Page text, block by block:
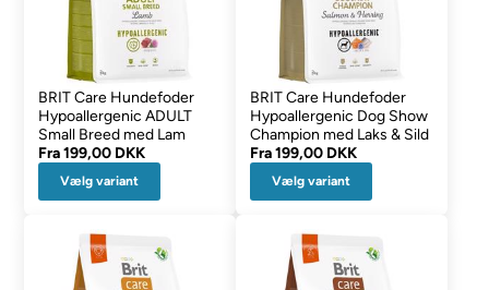
BRIT Care Hundefoder
Hypoallergenic ADULT
Small Breed med Lam
Fra199,00 DKK
Vælg variant
BRIT Care Hundefoder
Hypoallergenic Dog Show
Champion med Laks & Sild
Fra199,00 DKK
Vælg variant